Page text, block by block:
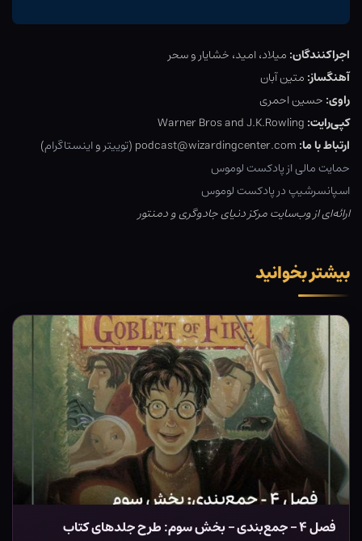
اجراکنندگان: میلاد، امید، خشایار و سحر
آهنگساز: متین آبان
راوی: حسین احمری
کپی‌رایت: Warner Bros and J.K.Rowling
ارتباط با ما: podcast@wizardingcenter.com ( توییترواینستاگرام)
حمایت مالی از پادکست لوموس
اسپانسرشیپ در پادکست لوموس
ارائه‌ای از وب‌سایت مرکز دنیای جادوگری و دمنتور
بیشتر بخوانید
فصل ۴ – جمع‌بندی – بخش سوم: طرح جلدهای کتاب